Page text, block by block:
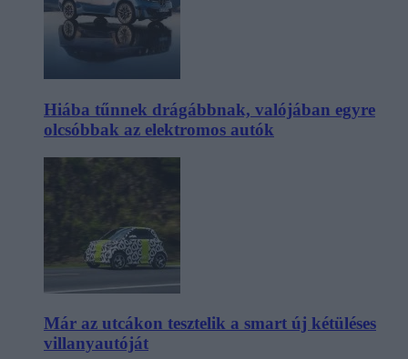
Hiába tűnnek drágábbnak, valójában egyre
olcsóbbak az elektromos autók
Már az utcákon tesztelik a smart új kétüléses
villanyautóját